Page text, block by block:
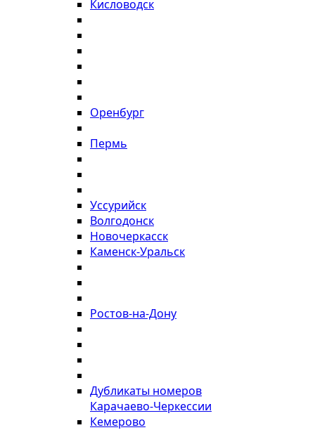
Кисловодск
Оренбург
Пермь
Уссурийск
Волгодонск
Новочеркасск
Каменск-Уральск
Ростов-на-Дону
Дубликаты номеров
Карачаево-Черкессии
Кемерово